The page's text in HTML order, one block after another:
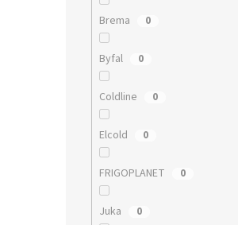
Brema 0
Byfal 0
Coldline 0
Elcold 0
FRIGOPLANET 0
Juka 0